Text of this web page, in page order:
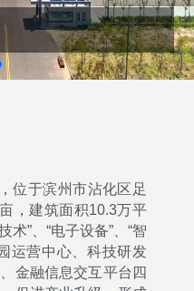
于滨州市沾化区足
，建筑面积10.3万平
术”、“电子设备”、“智
运营中心、科技研发
金融信息交互平台四